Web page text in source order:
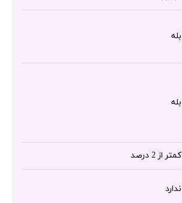
بله
بله
کمتر از 2 درصد
ندارد